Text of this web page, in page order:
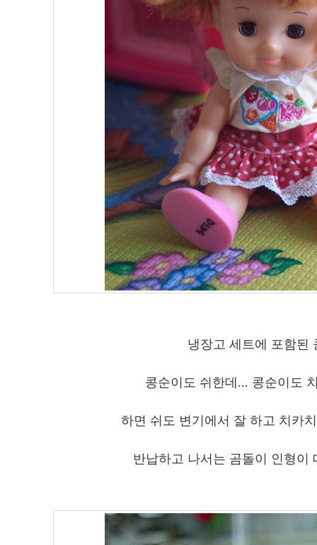
냉장고 세트에 포함된
콩순이도 쉬한데... 콩순이도
하면 쉬도 변기에서 잘 하고 치카
반납하고 나서는 곰돌이 인형이